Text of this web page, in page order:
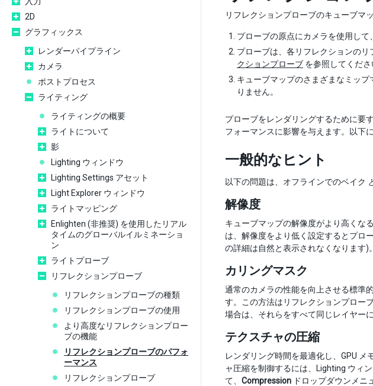
2D
グラフィックス
レンダーパイプライン
カメラ
ポストプロセス
ライティング
ライティングの概要
ライトについて
影
Lighting ウィンドウ
Lighting Settings アセット
Light Explorer ウィンドウ
ライトマッピング
Enlighten (非推奨) を使用したリアル
タイムのグローバルイルミネーショ
ン
ライトプローブ
リフレクションプローブ
リフレクションプローブの種類
リフレクションプローブの使用
より高度なリフレクションプロー
ブの機能
リフレクションプローブのパフォ
ーマンス
リフレクションプローブ
リフレクションプローブのキューブマ
プローブの原点にカメラを使用して
プローブは、各リフレクションのリ
クションプローブ を参照してくださ
キューブマップのさまざまなミッ
りません。
プローブをレンダリングするために要
フォーマンスに影響を与えます。以下
一般的なヒント
以下の問題は、オフラインでのベイク
解像度
キューブマップの解像度がより高くな
は、解像度をより低く設定するとプロ
の詳細は自然と表示されなくなります)
カリングマスク
通常のカメラの性能を向上させる標準的
す。この方法はリフレクションプロー
場合は、それらをすべて同じレイヤー
テクスチャの圧縮
レンダリング時間を最適化し、GPU
ャ圧縮を制御するには、Lighting ウィ
て、 Compression ドロップダウンメ